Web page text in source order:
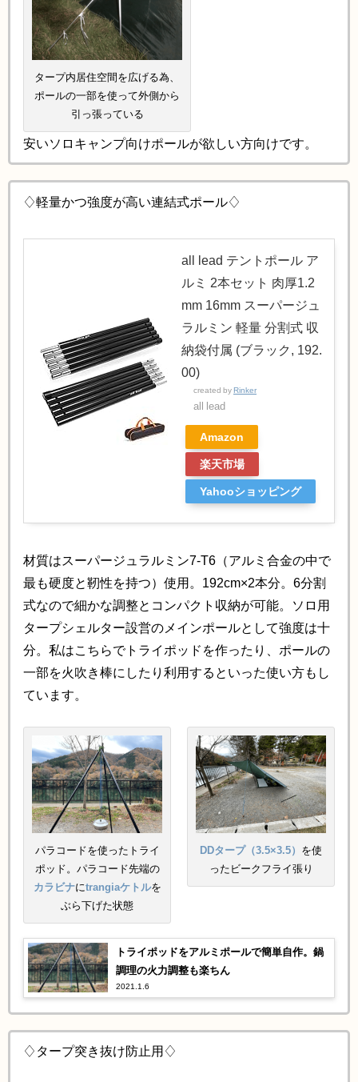
タープ内居住空間を広げる為、
ポールの一部を使って外側から
引っ張っている
安いソロキャンプ向けポールが欲しい方向けです。
♢軽量かつ強度が高い連結式ポール♢
all lead テントポール ア
ルミ 2本セット 肉厚1.2
mm 16mm スーパージュ
ラルミン 軽量 分割式 収
納袋付属 (ブラック, 192.
00)
created by Rinker
all lead
Amazon
楽天市場
Yahooショッピング
材質はスーパージュラルミン7-T6（アルミ合金の中で
最も硬度と靭性を持つ）使用。192cm×2本分。6分割
式なので細かな調整とコンパクト収納が可能。ソロ用
タープシェルター設営のメインポールとして強度は十
分。私はこちらでトライポッドを作ったり、ポールの
一部を火吹き棒にしたり利用するといった使い方もし
ています。
パラコードを使ったトライ
ポッド。パラコード先端の
カラビナにtrangiaケトルを
ぶら下げた状態
DDタープ（3.5×3.5） を使
ったビークフライ張り
トライポッドをアルミポールで簡単自作。鍋
調理の火力調整も楽ちん
2021.1.6
♢タープ突き抜け防止用♢